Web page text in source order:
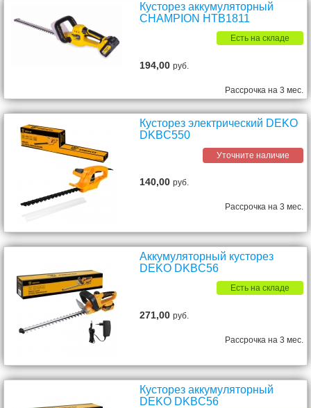
Кусторез аккумуляторный
CHAMPION HTB1811
Есть на складе
194,00руб.
Рассрочка на 3 мес.
Кусторез электрический DEKO
DKBC550
Уточните наличие
140,00руб.
Рассрочка на 3 мес.
Аккумуляторный кусторез
DEKO DKBC56
Есть на складе
271,00руб.
Рассрочка на 3 мес.
Кусторез аккумуляторный
DEKO DKBC56